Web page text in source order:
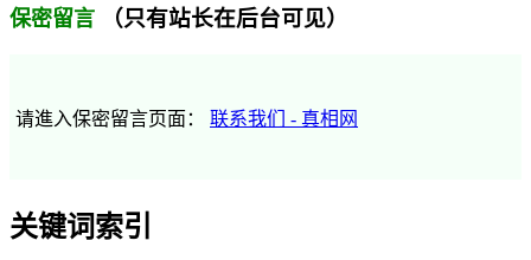
保密留言 （只有站长在后台可见）
请進入保密留言页面： 联系我们 - 真相网
关键词索引